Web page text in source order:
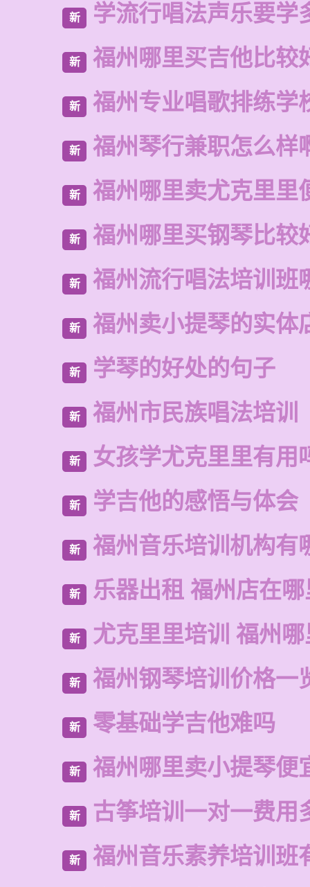
新 学流行唱法声乐要学
新 福州哪里买吉他比较
新 福州专业唱歌排练学
新 福州琴行兼职怎么样
新 福州哪里卖尤克里里
新 福州哪里买钢琴比较
新 福州流行唱法培训班
新 福州卖小提琴的实体
新 学琴的好处的句子
新 福州市民族唱法培训
新 女孩学尤克里里有用
新 学吉他的感悟与体会
新 福州音乐培训机构有
新 乐器出租 福州店在
新 尤克里里培训 福州
新 福州钢琴培训价格一
新 零基础学吉他难吗
新 福州哪里卖小提琴便
新 古筝培训一对一费用
新 福州音乐素养培训班